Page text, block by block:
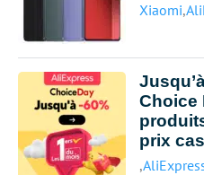
Xiaomi,
Choice
prix
,